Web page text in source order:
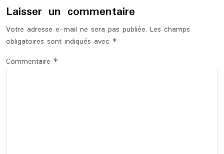
Laisser un commentaire
Votre adresse e-mail ne sera pas publiée. Les champs
obligatoires sont indiqués avec *
Commentaire *